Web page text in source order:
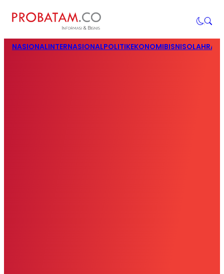
NASIONALINTERNASIONALPOLITIKEKONOMIBISNIS